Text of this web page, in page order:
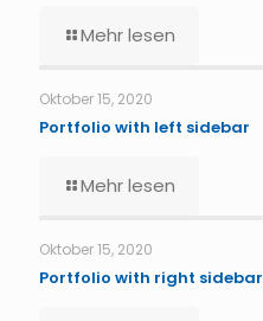
Mehr lesen
Oktober 15, 2020
Portfolio with left sidebar
Mehr lesen
Oktober 15, 2020
Portfolio with right sidebar